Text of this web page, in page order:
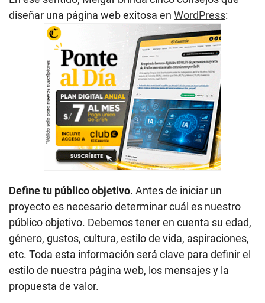
diseñar una página web exitosa en WordPress:
Define tu público objetivo. Antes de iniciar un
proyecto es necesario determinar cuál es nuestro
público objetivo. Debemos tener en cuenta su edad,
género, gustos, cultura, estilo de vida, aspiraciones,
etc. Toda esta información será clave para definir el
estilo de nuestra página web, los mensajes y la
propuesta de valor.